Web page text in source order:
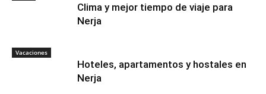
Clima y mejor tiempo de viaje para
Nerja
Vacaciones
Hoteles, apartamentos y hostales en
Nerja